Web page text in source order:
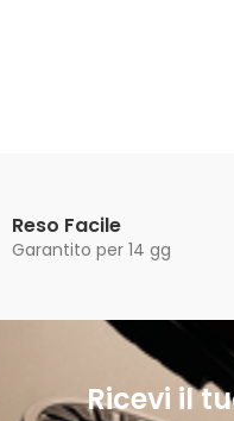
Reso Facile
Garantito per 14 gg
Ricevi il